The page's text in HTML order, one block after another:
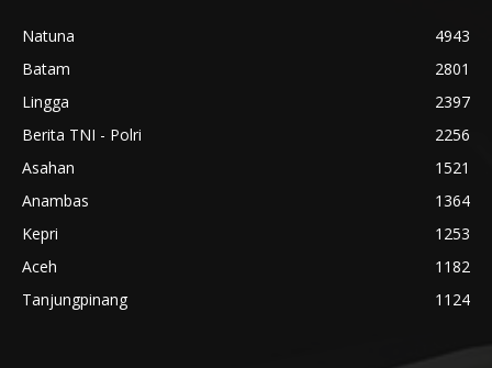
Natuna
4943
Batam
2801
Lingga
2397
Berita TNI - Polri
2256
Asahan
1521
Anambas
1364
Kepri
1253
Aceh
1182
Tanjungpinang
1124